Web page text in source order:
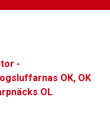
-
OK, OK
OL